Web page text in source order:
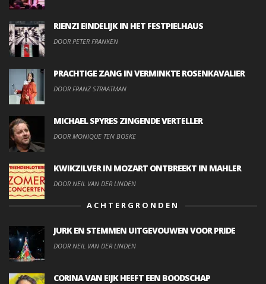
RIENZI EINDELIJK IN HET FESTPIELHAUS
DOOR PETER FRANKEN
PRACHTIGE ZANG IN VERMINKTE ROSENKAVALIER
DOOR FRANZ STRAATMAN
MICHAEL SPYRES ZINGENDE VERTELLER
DOOR MONIQUE TEN BOSKE
KWIKZILVER IN MOZART ONTBREEKT IN MAHLER
DOOR NEIL VAN DER LINDEN
ACHTERGRONDEN
JURK EN STEMMEN UITGEVOUWEN VOOR PRIDE
DOOR NEIL VAN DER LINDEN
CORINA VAN EIJK HEEFT EEN BOODSCHAP